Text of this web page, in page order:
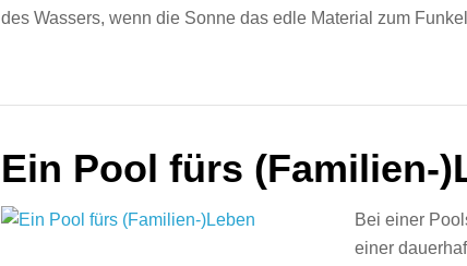
des Wassers, wenn die Sonne das edle Material zum
Ein Pool fürs (Familien-
Bei einer
einer